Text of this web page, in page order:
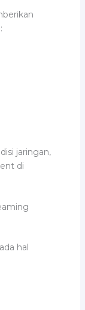
jaringan,
di
hal